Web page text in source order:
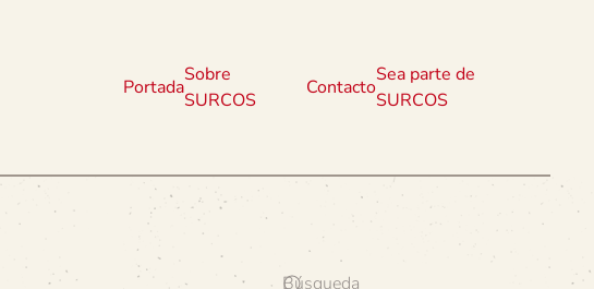
Portada
Sobre
SURCOS
Contacto
Sea parte de
SURCOS